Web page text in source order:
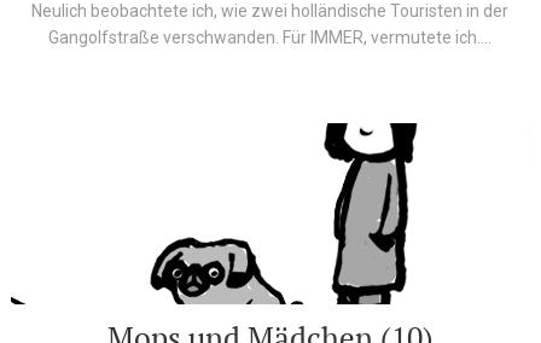
Neulich beobachtete ich, wie zwei holländische Touristen in der
Gangolfstraße verschwanden. Für IMMER, vermutete ich....